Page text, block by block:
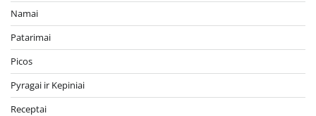
Namai
Patarimai
Picos
Pyragai ir Kepiniai
Receptai